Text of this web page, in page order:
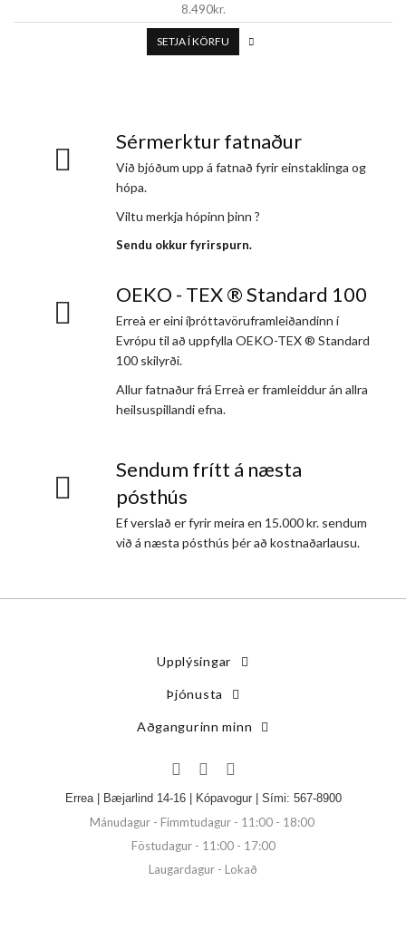
8.490kr.
SETJA Í KÖRFU
Sérmerktur fatnaður
Við bjóðum upp á fatnað fyrir einstaklinga og
hópa.
Viltu merkja hópinn þinn ?
Sendu okkur fyrirspurn.
OEKO - TEX ® Standard 100
Erreà er eini íþróttavöruframleiðandinn í
Evrópu til að uppfylla OEKO-TEX ® Standard
100 skilyrði.
Allur fatnaður frá Erreà er framleiddur án allra
heilsuspillandi efna.
Sendum frítt á næsta
pósthús
Ef verslað er fyrir meira en 15.000 kr. sendum
við á næsta pósthús þér að kostnaðarlausu.
Upplýsingar
Þjónusta
Aðgangurinn minn
Errea | Bæjarlind 14-16 | Kópavogur | Sími: 567-8900
Mánudagur - Fimmtudagur - 11:00 - 18:00
Föstudagur - 11:00 - 17:00
Laugardagur - Lokað